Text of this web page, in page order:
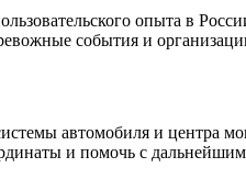
опыта в
события и
автомобиля и центра
и помочь с